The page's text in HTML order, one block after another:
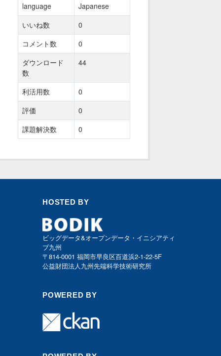
language
Japanese
いいね数
0
コメント数
0
ダウンロード
数
44
利活用数
0
評価
0
課題解決数
0
HOSTED BY
ビッグデータ&オープンデータ・イニシアティ
ブ九州
〒814-0001 福岡市早良区百道浜2-1-22-5F
公益財団法人九州先端科学技術研究所
POWERED BY